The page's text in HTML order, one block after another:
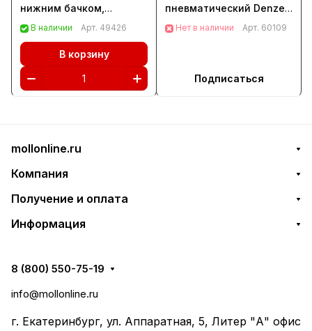
нижним бачком,
пневматический Matrix
В наличии Арт. 49426
В корзину
пневматический Denzel
(57331)
Нет в наличии Арт. 60109
Подписаться
mollonline.ru
Компания
Получение и оплата
Информация
8 (800) 550-75-19
info@mollonline.ru
г. Екатеринбург, ул. Аппаратная, 5, Литер "А" офис